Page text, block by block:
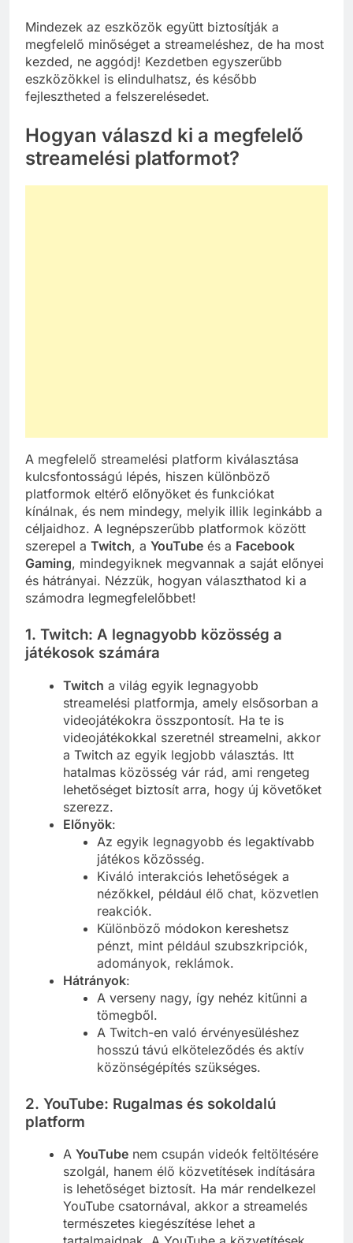
Mindezek az eszközök együtt biztosítják a
megfelelő minőséget a streameléshez, de ha most
kezded, ne aggódj! Kezdetben egyszerűbb
eszközökkel is elindulhatsz, és később
fejlesztheted a felszerelésedet.
Hogyan válaszd ki a megfelelő
streamelési platformot?
A megfelelő streamelési platform kiválasztása
kulcsfontosságú lépés, hiszen különböző
platformok eltérő előnyöket és funkciókat
kínálnak, és nem mindegy, melyik illik leginkább a
céljaidhoz. A legnépszerűbb platformok között
szerepel a Twitch, a YouTube és a Facebook
Gaming, mindegyiknek megvannak a saját előnyei
és hátrányai. Nézzük, hogyan választhatod ki a
számodra legmegfelelőbbet!
1. Twitch: A legnagyobb közösség a
játékosok számára
Twitch a világ egyik legnagyobb
streamelési platformja, amely elsősorban a
videojátékokra összpontosít. Ha te is
videojátékokkal szeretnél streamelni, akkor
a Twitch az egyik legjobb választás. Itt
hatalmas közösség vár rád, ami rengeteg
lehetőséget biztosít arra, hogy új követőket
szerezz.
Előnyök:
Az egyik legnagyobb és legaktívabb
játékos közösség.
Kiváló interakciós lehetőségek a
nézőkkel, például élő chat, közvetlen
reakciók.
Különböző módokon kereshetsz
pénzt, mint például szubszkripciók,
adományok, reklámok.
Hátrányok:
A verseny nagy, így nehéz kitűnni a
tömegből.
A Twitch-en való érvényesüléshez
hosszú távú elköteleződés és aktív
közönségépítés szükséges.
2. YouTube: Rugalmas és sokoldalú
platform
A YouTube nem csupán videók feltöltésére
szolgál, hanem élő közvetítések indítására
is lehetőséget biztosít. Ha már rendelkezel
YouTube csatornával, akkor a streamelés
természetes kiegészítése lehet a